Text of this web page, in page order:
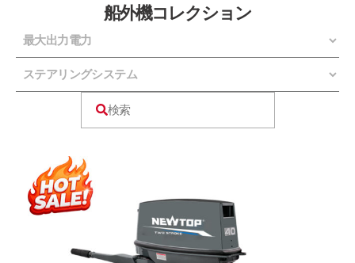
船外機コレクション